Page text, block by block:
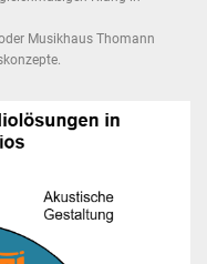
Musikhaus Thomann